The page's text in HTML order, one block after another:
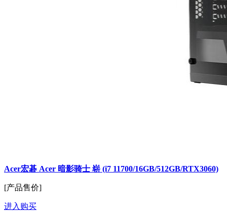
Acer宏碁 Acer 暗影骑士 崭 (i7 11700/16GB/512GB/RTX3060)
[产品售价]
进入购买